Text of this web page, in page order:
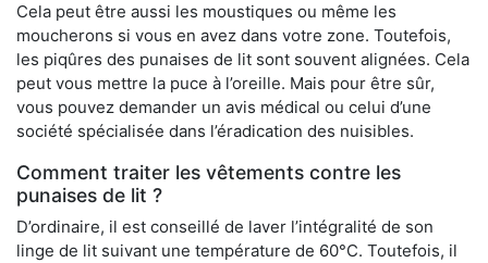
Cela peut être aussi les moustiques ou même les
moucherons si vous en avez dans votre zone. Toutefois,
les piqûres des punaises de lit sont souvent alignées. Cela
peut vous mettre la puce à l’oreille. Mais pour être sûr,
vous pouvez demander un avis médical ou celui d’une
société spécialisée dans l’éradication des nuisibles.
Comment traiter les vêtements contre les
punaises de lit ?
D’ordinaire, il est conseillé de laver l’intégralité de son
linge de lit suivant une température de 60°C. Toutefois, il